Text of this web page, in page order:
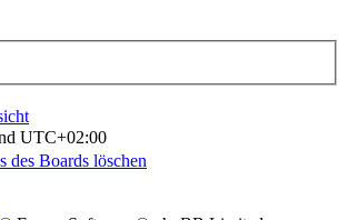
UTC+02:00
des Boards löschen